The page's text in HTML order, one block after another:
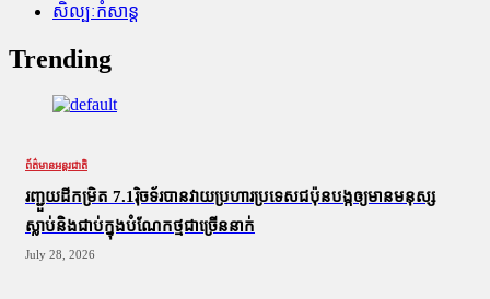
សិល្បៈកំសាន្ត
Trending
ព័ត៌មានអន្តរជាតិ
រញ្ជួយដីកម្រិត​ 7.1រ៉ិចទ័របានវាយប្រហារប្រទេសជប៉ុនបង្កឲ្យមានមនុស្ស
ស្លាប់​និង​ជាប់ក្នុងបំណែកថ្មជាច្រើននាក់
July 28, 2026